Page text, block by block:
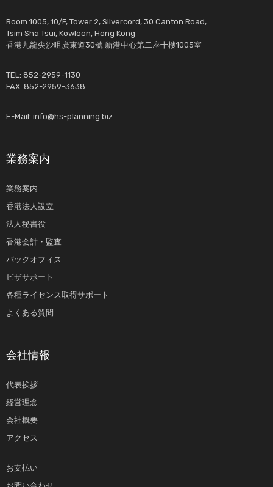
Room 1005, 10/F, Tower 2, Silvercord, 30 Canton Road,
Tsim Sha Tsui, Kowloon, Hong Kong
香港九龍尖沙咀廣東道30號 新港中心第二座十樓1005室
TEL: 852-2959-1130
FAX: 852-2959-3638
E-Mail: info@hs-planning.biz
業務案内
業務案内
香港法人設立
法人秘書役
香港会計・監査
バックオフィス
ビザサポート
各種ライセンス取得サポート
よくある質問
会社情報
代表挨拶
経営理念
会社概要
アクセス
お支払い